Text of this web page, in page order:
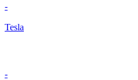
-
Tesla
-